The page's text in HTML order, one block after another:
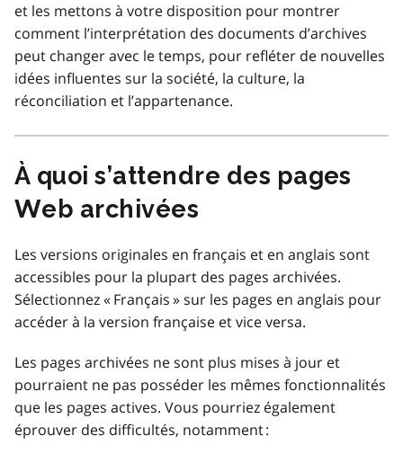
et les mettons à votre disposition pour montrer
comment l’interprétation des documents d’archives
peut changer avec le temps, pour refléter de nouvelles
idées influentes sur la société, la culture, la
réconciliation et l’appartenance.
À quoi s’attendre des pages
Web archivées
Les versions originales en français et en anglais sont
accessibles pour la plupart des pages archivées.
Sélectionnez « Français » sur les pages en anglais pour
accéder à la version française et vice versa.
Les pages archivées ne sont plus mises à jour et
pourraient ne pas posséder les mêmes fonctionnalités
que les pages actives. Vous pourriez également
éprouver des difficultés, notamment :